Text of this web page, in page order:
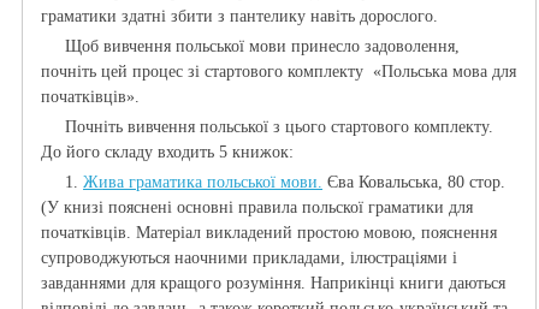
граматики здатні збити з пантелику навіть дорослого.
Щоб вивчення польської мови принесло задоволення,
почніть цей процес зі стартового комплекту «Польська мова для
початківців».
Почніть вивчення польської з цього стартового комплекту.
До його складу входить 5 книжок:
1. Жива граматика польської мови. Єва Ковальська, 80 стор.
(У книзі пояснені основні правила польскої граматики для
початківців. Матеріал викладений простою мовою, пояснення
супроводжуються наочними прикладами, ілюстраціями і
завданнями для кращого розуміння. Наприкінці книги даються